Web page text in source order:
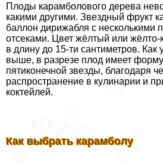
Плоды карамболового дерева
какими другими. Звездный фрукт
баллон дирижабля с несколькими
отсеками. Цвет жёлтый или жёлто-
в длину до 15-ти сантиметров.
выше, в разрезе плод имеет
пятиконечной звезды, благодаря
распространение в кулинарии и
коктейлей.
Как выбрать карамболу